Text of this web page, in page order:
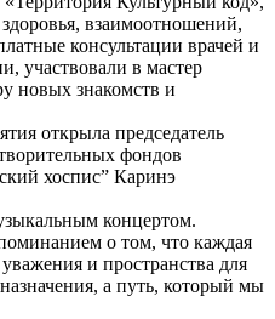
взаимоотношений,
консультации врачей и
участвовали в мастер
новых знакомств и
открыла председатель
фондов
хоспис” Каринэ
концертом.
о том, что каждая
и пространства для
а путь, который мы